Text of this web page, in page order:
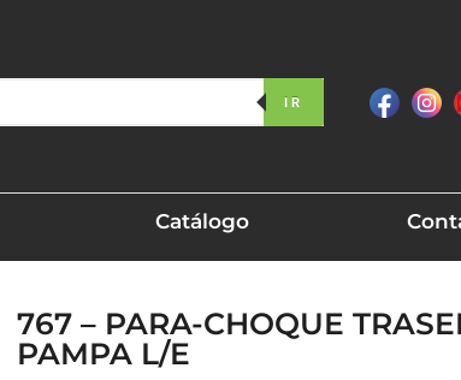
IR
Catálogo
767 – PARA-CHOQUE
PAMPA L/E